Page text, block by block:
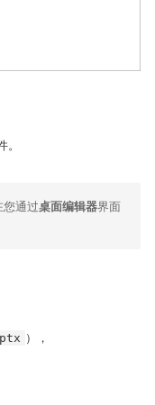
通过桌面编辑器界面
），